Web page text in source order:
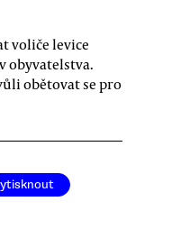
voliče levice
obyvatelstva.
obětovat se pro